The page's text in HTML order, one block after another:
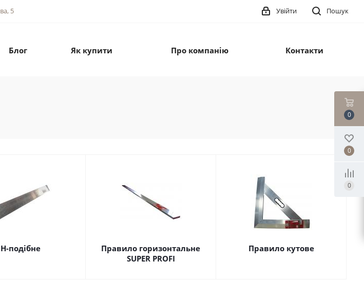
5 Пошук
Увійти
Блог Як купити Про компанію Контакти
Н-подібне
Правило горизонтальне
SUPЕR PROFI
Правило кутове
0
0
0